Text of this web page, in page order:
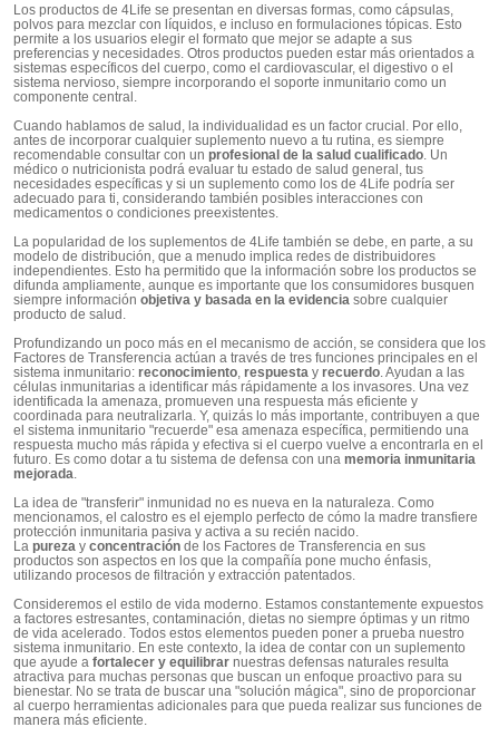
Los productos de 4Life se presentan en diversas formas, como cápsulas,
polvos para mezclar con líquidos, e incluso en formulaciones tópicas. Esto
permite a los usuarios elegir el formato que mejor se adapte a sus
preferencias y necesidades. Otros productos pueden estar más orientados a
sistemas específicos del cuerpo, como el cardiovascular, el digestivo o el
sistema nervioso, siempre incorporando el soporte inmunitario como un
componente central.
Cuando hablamos de salud, la individualidad es un factor crucial. Por ello,
antes de incorporar cualquier suplemento nuevo a tu rutina, es siempre
recomendable consultar con un profesional de la salud cualificado . Un
médico o nutricionista podrá evaluar tu estado de salud general, tus
necesidades específicas y si un suplemento como los de 4Life podría ser
adecuado para ti, considerando también posibles interacciones con
medicamentos o condiciones preexistentes.
La popularidad de los suplementos de 4Life también se debe, en parte, a su
modelo de distribución, que a menudo implica redes de distribuidores
independientes. Esto ha permitido que la información sobre los productos se
difunda ampliamente, aunque es importante que los consumidores busquen
siempre información objetiva y basada en la evidencia sobre cualquier
producto de salud.
Profundizando un poco más en el mecanismo de acción, se considera que los
Factores de Transferencia actúan a través de tres funciones principales en el
sistema inmunitario: reconocimiento respuesta y recuerdo . Ayudan a las
células inmunitarias a identificar más rápidamente a los invasores. Una vez
identificada la amenaza, promueven una respuesta más eficiente y
coordinada para neutralizarla. Y, quizás lo más importante, contribuyen a que
el sistema inmunitario "recuerde" esa amenaza específica, permitiendo una
respuesta mucho más rápida y efectiva si el cuerpo vuelve a encontrarla en el
futuro. Es como dotar a tu sistema de defensa con una memoria inmunitaria
mejorada
La idea de "transferir" inmunidad no es nueva en la naturaleza. Como
mencionamos, el calostro es el ejemplo perfecto de cómo la madre transfiere
protección inmunitaria pasiva y activa a su recién nacido.
La pureza y concentración de los Factores de Transferencia en sus
productos son aspectos en los que la compañía pone mucho énfasis,
utilizando procesos de filtración y extracción patentados.
Consideremos el estilo de vida moderno. Estamos constantemente expuestos
a factores estresantes, contaminación, dietas no siempre óptimas y un ritmo
de vida acelerado. Todos estos elementos pueden poner a prueba nuestro
sistema inmunitario. En este contexto, la idea de contar con un suplemento
que ayude a fortalecer y equilibrar nuestras defensas naturales resulta
atractiva para muchas personas que buscan un enfoque proactivo para su
bienestar. No se trata de buscar una "solución mágica", sino de proporcionar
al cuerpo herramientas adicionales para que pueda realizar sus funciones de
manera más eficiente.